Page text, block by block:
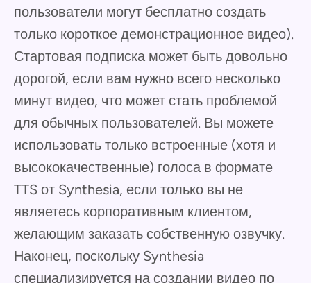
пользователи могут бесплатно создать
только короткое демонстрационное видео).
Стартовая подписка может быть довольно
дорогой, если вам нужно всего несколько
минут видео, что может стать проблемой
для обычных пользователей. Вы можете
использовать только встроенные (хотя и
высококачественные) голоса в формате
TTS от Synthesia, если только вы не
являетесь корпоративным клиентом,
желающим заказать собственную озвучку.
Наконец, поскольку Synthesia
специализируется на создании видео по